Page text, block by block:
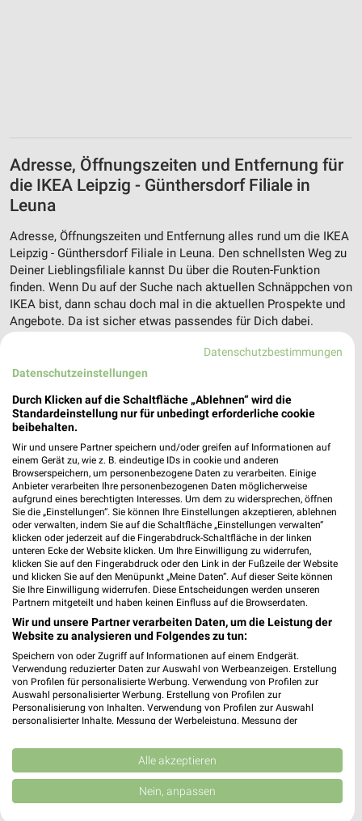
Adresse, Öffnungszeiten und Entfernung für
die IKEA Leipzig - Günthersdorf Filiale in
Leuna
Adresse, Öffnungszeiten und Entfernung alles rund um die IKEA
Leipzig - Günthersdorf Filiale in Leuna. Den schnellsten Weg zu
Deiner Lieblingsfiliale kannst Du über die Routen-Funktion
finden. Wenn Du auf der Suche nach aktuellen Schnäppchen von
IKEA bist, dann schau doch mal in die aktuellen Prospekte und
Angebote. Da ist sicher etwas passendes für Dich dabei.
Möbel & Wohnen Angebote für Leuna und
15 Prospekte
kabs
18,6 km
Große Lagerräumung
Gültig bis Do. 27.08.
Multipolster
17,1 km
August 2026
Gültig bis Mo. 31.08.
Höffner
Datenschutzbestimmungen
Datenschutzeinstellungen
Durch Klicken auf die Schaltfläche „Ablehnen“ wird die
Standardeinstellung nur für unbedingt erforderliche cookie
beibehalten.
Wir und unsere Partner speichern und/oder greifen auf Informationen auf
einem Gerät zu, wie z. B. eindeutige IDs in cookie und anderen
Browserspeichern, um personenbezogene Daten zu verarbeiten. Einige
Anbieter verarbeiten Ihre personenbezogenen Daten möglicherweise
aufgrund eines berechtigten Interesses. Um dem zu widersprechen, öffnen
Sie die „Einstellungen“. Sie können Ihre Einstellungen akzeptieren, ablehnen
oder verwalten, indem Sie auf die Schaltfläche „Einstellungen verwalten“
klicken oder jederzeit auf die Fingerabdruck-Schaltfläche in der linken
unteren Ecke der Website klicken. Um Ihre Einwilligung zu widerrufen,
klicken Sie auf den Fingerabdruck oder den Link in der Fußzeile der Website
und klicken Sie auf den Menüpunkt „Meine Daten“. Auf dieser Seite können
Sie Ihre Einwilligung widerrufen. Diese Entscheidungen werden unseren
Partnern mitgeteilt und haben keinen Einfluss auf die Browserdaten.
Wir und unsere Partner verarbeiten Daten, um die Leistung der
Website zu analysieren und Folgendes zu tun:
Speichern von oder Zugriff auf Informationen auf einem Endgerät.
Verwendung reduzierter Daten zur Auswahl von Werbeanzeigen. Erstellung
von Profilen für personalisierte Werbung. Verwendung von Profilen zur
Auswahl personalisierter Werbung. Erstellung von Profilen zur
Personalisierung von Inhalten. Verwendung von Profilen zur Auswahl
personalisierter Inhalte. Messung der Werbeleistung. Messung der
Kombinationen von Daten aus verschiedenen Quellen. Entwicklung und
Verbesserung der Angebote. Verwendung reduzierter Daten zur Auswahl
von Inhalten.
Daten können außerhalb der Europäischen Union weitergegeben und in die
USA gesendet werden.
Alle akzeptieren
Nein, anpassen